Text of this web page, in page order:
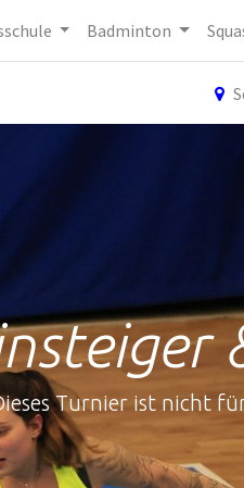
Badminton
Turnier ist nicht